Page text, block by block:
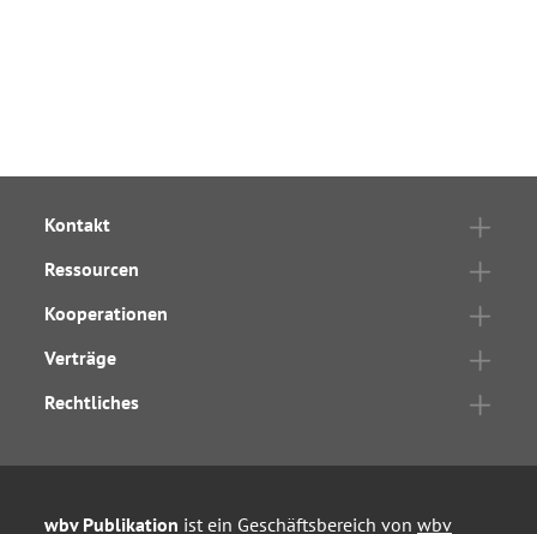
Kontakt
Ressourcen
Kooperationen
Verträge
Rechtliches
wbv Publikation ist ein Geschäftsbereich von wbv